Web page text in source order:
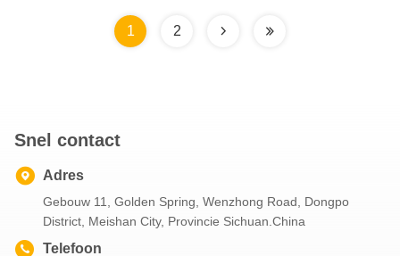
1 2
Snel contact
Adres
Gebouw 11, Golden Spring, Wenzhong Road, Dongpo
District, Meishan City, Provincie Sichuan.China
Telefoon